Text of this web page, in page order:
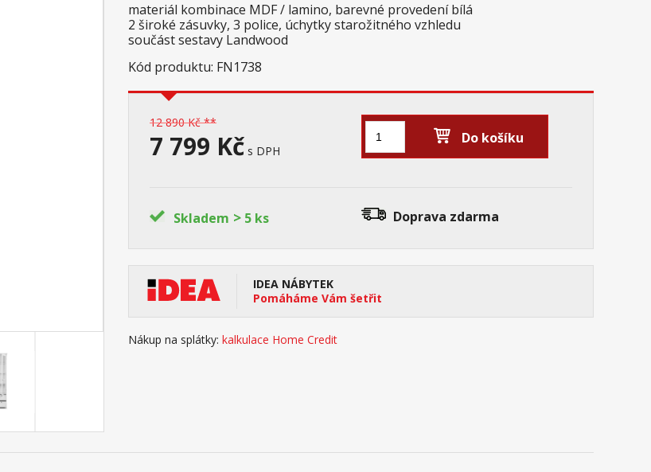
materiál kombinace MDF / lamino, barevné provedení bílá
2 široké zásuvky, 3 police, úchytky starožitného vzhledu
součást sestavy Landwood
Kód produktu: FN1738
12 890 Kč **
7 799 Kč s DPH
Do košíku
Skladem > 5 ks Doprava zdarma
IDEA NÁBYTEK
Pomáháme Vám šetřit
Nákup na splátky: kalkulace Home Credit